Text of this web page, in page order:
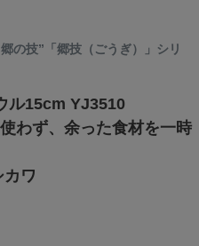
の技”「郷技（ごうぎ）」シリ
ル15cm YJ3510
わず、余った食材を一時
ワ